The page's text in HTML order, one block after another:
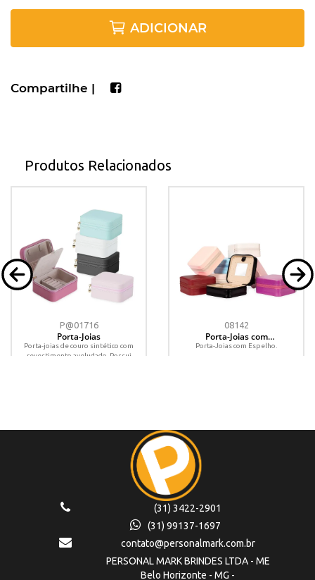
ADICIONAR
Compartilhe |
Produtos Relacionados
P@01716
Porta-Joias
Porta-joias de couro sintético com
revestimento aveludado. Possui
08142
Porta-Joias com
Espelho
Porta-Joias com Espelho.
(31) 3422-2901
(31) 99137-1697
contato@personalmark.com.br
PERSONAL MARK BRINDES LTDA - ME
Belo Horizonte - MG -